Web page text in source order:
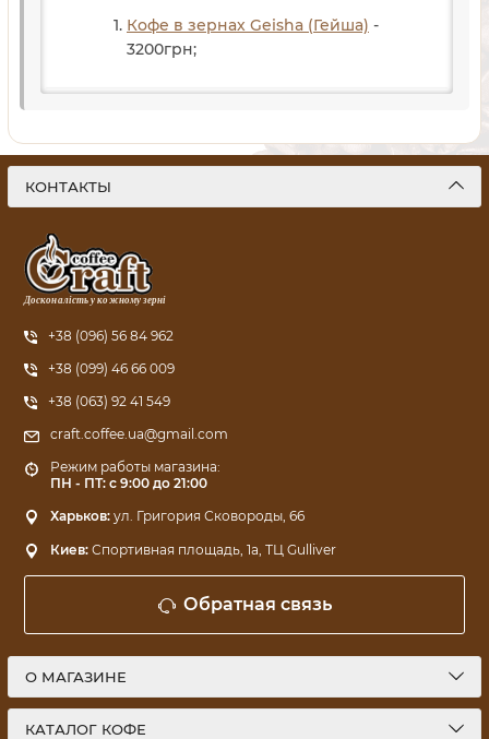
Кофе в зернах Geisha (Гейша) -
3200грн;
КОНТАКТЫ
Досконалість у кожному зерні
+38 (096) 56 84 962
+38 (099) 46 66 009
+38 (063) 92 41 549
craft.coffee.ua@gmail.com
Режим работы магазина:
ПН - ПТ: с 9:00 до 21:00
Харьков: ул. Григория Сковороды, 66
Киев: Спортивная площадь, 1a, ТЦ Gulliver
Обратная связь
О МАГАЗИНЕ
КАТАЛОГ КОФЕ